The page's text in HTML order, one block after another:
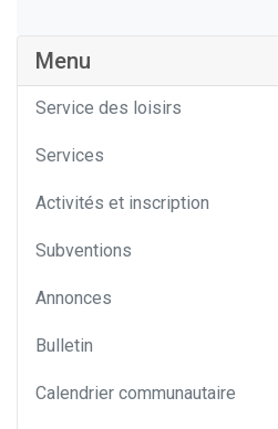
Menu
Service des loisirs
Services
Activités et inscription
Subventions
Annonces
Bulletin
Calendrier communautaire